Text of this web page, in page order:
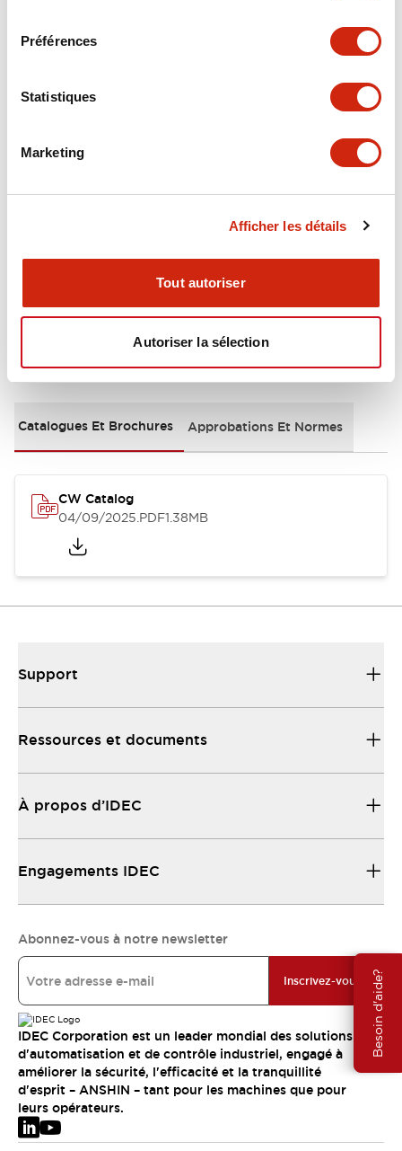
Préférences
Statistiques
Marketing
Afficher les détails
Tout autoriser
Autoriser la sélection
Besoin d'aide?
Tout développer+
Functional Specifications
Mounting and Installation Specifications
Documents et fichiers
Catalogues Et Brochures Approbations Et Normes
CW Catalog
04/09/2025.PDF1.38MB
Support
Ressources et documents
À propos d’IDEC
Engagements IDEC
Abonnez-vous à notre newsletter
Inscrivez-vous
IDEC Corporation est un leader mondial des solutions
d'automatisation et de contrôle industriel, engagé à
améliorer la sécurité, l'efficacité et la tranquillité
d'esprit – ANSHIN – tant pour les machines que pour
leurs opérateurs.